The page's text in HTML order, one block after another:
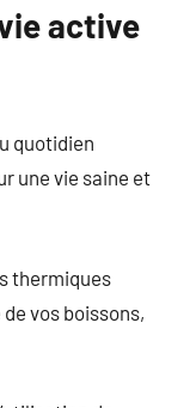
active
quotidien
une vie saine et
thermiques
vos boissons,